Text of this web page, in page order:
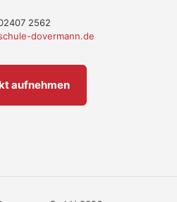
2562
dovermann.de
aufnehmen